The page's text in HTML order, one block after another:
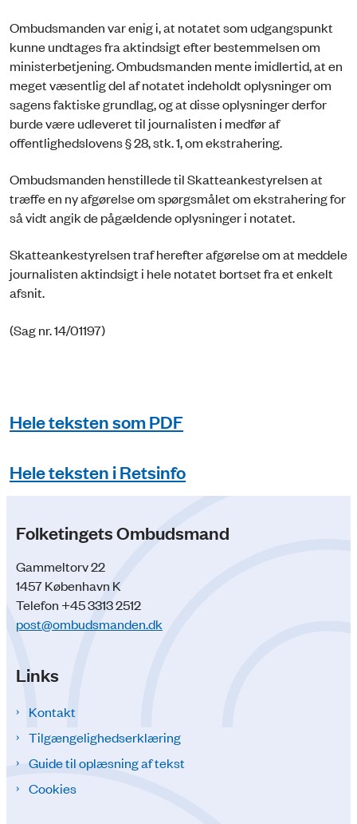
Ombudsmanden var enig i, at notatet som udgangspunkt
kunne undtages fra aktindsigt efter bestemmelsen om
ministerbetjening. Ombudsmanden mente imidlertid, at en
meget væsentlig del af notatet indeholdt oplysninger om
sagens faktiske grundlag, og at disse oplysninger derfor
burde være udleveret til journalisten i medfør af
offentlighedslovens § 28, stk. 1, om ekstrahering.
Ombudsmanden henstillede til Skatteankestyrelsen at
træffe en ny afgørelse om spørgsmålet om ekstrahering for
så vidt angik de pågældende oplysninger i notatet.
Skatteankestyrelsen traf herefter afgørelse om at meddele
journalisten aktindsigt i hele notatet bortset fra et enkelt
afsnit.
(Sag nr. 14/01197)
Hele teksten som PDF
Hele teksten i Retsinfo
Folketingets Ombudsmand
Gammeltorv 22
1457 København K
Telefon +45 3313 2512
post@ombudsmanden.dk
Links
Kontakt
Tilgængelighedserklæring
Guide til oplæsning af tekst
Cookies